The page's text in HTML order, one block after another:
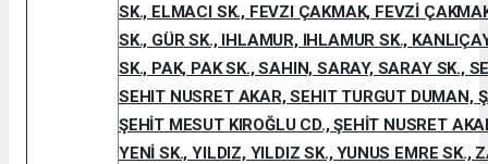
SK., ELMACI SK., FEVZI ÇAKMAK, FEVZİ
SK., GÜR SK., IHLAMUR, IHLAMUR SK.,
SK., PAK, PAK SK., SAHIN, SARAY, SARAY SK.,
SEHIT NUSRET AKAR, SEHIT TURGUT DUMAN,
ŞEHİT MESUT KIROĞLU CD., ŞEHİT NUSRET
YENİ SK., YILDIZ, YILDIZ SK., YUNUS EMRE SK.,